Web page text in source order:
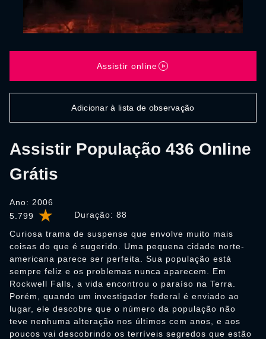
5.799 Duração: 88
Assistir População 436 Online
Grátis
Ano: 2006
Curiosa trama de suspense que envolve muito mais
coisas do que é sugerido. Uma pequena cidade norte-
americana parece ser perfeita. Sua população está
sempre feliz e os problemas nunca aparecem. Em
Rockwell Falls, a vida encontrou o paraíso na Terra.
Porém, quando um investigador federal é enviado ao
lugar, ele descobre que o número da população não
teve nenhuma alteração nos últimos cem anos, e aos
poucos vai descobrindo os terríveis segredos que estão
Assistir online
Adicionar à lista de observação